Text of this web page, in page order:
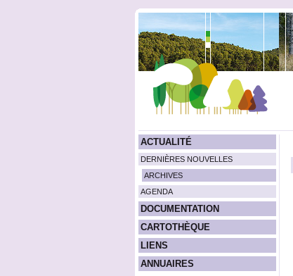
ACTUALITÉ
DERNIÈRES NOUVELLES
ARCHIVES
AGENDA
DOCUMENTATION
CARTOTHÈQUE
LIENS
ANNUAIRES